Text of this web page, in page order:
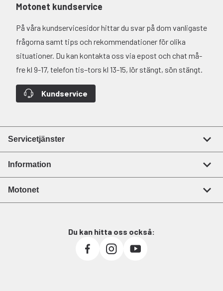
Motonet kundservice
På våra kundservicesidor hittar du svar på dom vanligaste
frågorna samt tips och rekommendationer för olika
situationer. Du kan kontakta oss via epost och chat må-
fre kl 9-17, telefon tis–tors kl 13-15, lör stängt, sön stängt.
Kundservice
Servicetjänster
Information
Motonet
Du kan hitta oss också: